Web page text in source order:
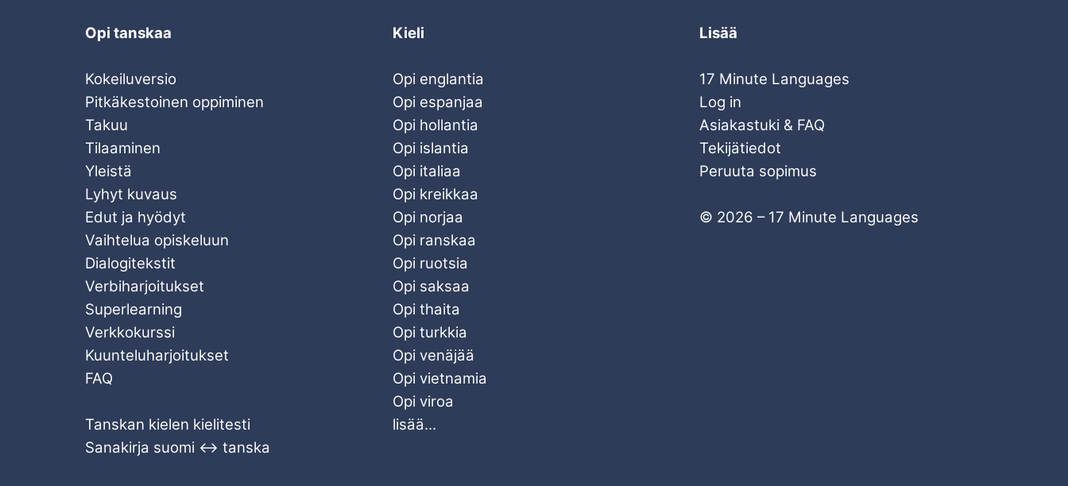
Opi tanskaa
Kokeiluversio
Pitkäkestoinen oppiminen
Takuu
Tilaaminen
Yleistä
Lyhyt kuvaus
Edut ja hyödyt
Vaihtelua opiskeluun
Dialogitekstit
Verbiharjoitukset
Superlearning
Verkkokurssi
Kuunteluharjoitukset
FAQ
Tanskan kielen kielitesti
Sanakirja suomi ↔ tanska
Kieli
Opi englantia
Opi espanjaa
Opi hollantia
Opi islantia
Opi italiaa
Opi kreikkaa
Opi norjaa
Opi ranskaa
Opi ruotsia
Opi saksaa
Opi thaita
Opi turkkia
Opi venäjää
Opi vietnamia
Opi viroa
lisää...
Lisää
17 Minute Languages
Log in
Asiakastuki & FAQ
Tekijätiedot
Peruuta sopimus
© 2026 – 17 Minute Languages